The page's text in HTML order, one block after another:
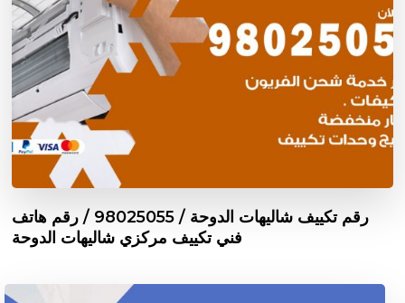
رقم تكييف شاليهات الدوحة / 98025055 / رقم هاتف
فني تكييف مركزي شاليهات الدوحة